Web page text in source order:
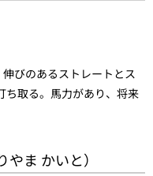
びのあるストレートとス
ち取る。馬力があり、将来
ま かいと）